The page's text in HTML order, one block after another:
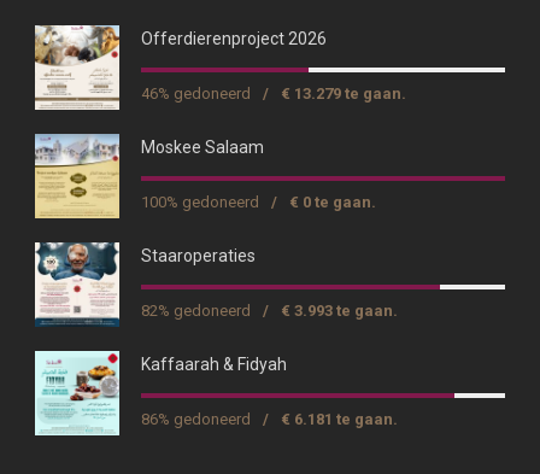
Offerdierenproject 2026
46% gedoneerd / € 13.279 te gaan.
Moskee Salaam
100% gedoneerd / € 0 te gaan.
Staaroperaties
82% gedoneerd / € 3.993 te gaan.
Kaffaarah & Fidyah
86% gedoneerd / € 6.181 te gaan.